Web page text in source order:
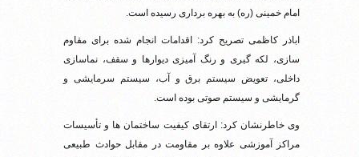
امام خمینی (ره) به بهره­ برداری رسیده است.
اباذر کاظمی تصریح کرد: اقدامات انجام شده برای مقاوم
سازی، لکه گیری و رنگ آمیزی دیوارها و سقف، نماسازی
داخلی، تعویض سیستم برق و آب، سیستم سرمایشی و
گرمایشی و سیستم صوتی بوده است.
وی خاطرنشان کرد: ارتقای کیفیت ساختمان ها و تأسیسات
مراکز آموزشی علاوه بر مقاومت در مقابل حوادث طبیعی